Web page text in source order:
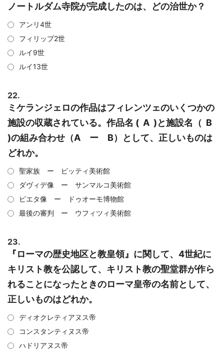
ノートルダム寺院が完成したのは、どの治世か？
アンリ4世
フィリップ2世
ルイ9世
ルイ13世
22.
ミケランジェロの作品はフィレンツェのいくつかの
施設の収蔵されている。作品名 ( A )と施設名（ B
)の組み合わせ（A ー B）として、正しいものは
どれか。
聖家族 ー ピッティ美術館
ダヴィデ像 ー サンマルコ美術館
ピエタ像 ー ドゥオーモ博物館
最後の審判 ー ウフィツィ美術館
23.
『ローマの歴史地区と教皇領』に関して、4世紀に
キリスト教を公認して、キリスト教の聖堂群が作ら
れることになったときのローマ皇帝の名前として、
正しいものはどれか。
ディオクレティアヌス帝
コンスタンティヌス帝
ハドリアヌス帝